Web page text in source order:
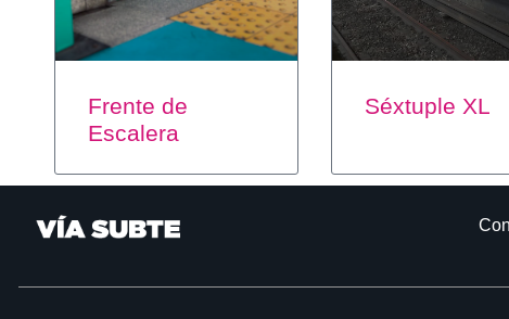
Frente de
Escalera
Séxtuple XL